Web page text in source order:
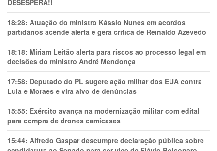
DESESPERA!!
18:28: Atuação do ministro Kássio Nunes em acordos
partidários acende alerta e gera crítica de Reinaldo Azevedo
18:18: Míriam Leitão alerta para riscos ao processo legal em
decisões do ministro André Mendonça
17:58: Deputado do PL sugere ação militar dos EUA contra
Lula e Moraes e vira alvo de denúncias
15:55: Exército avança na modernização militar com edital
para compra de drones camicases
15:44: Alfredo Gaspar descumpre declaração pública sobre